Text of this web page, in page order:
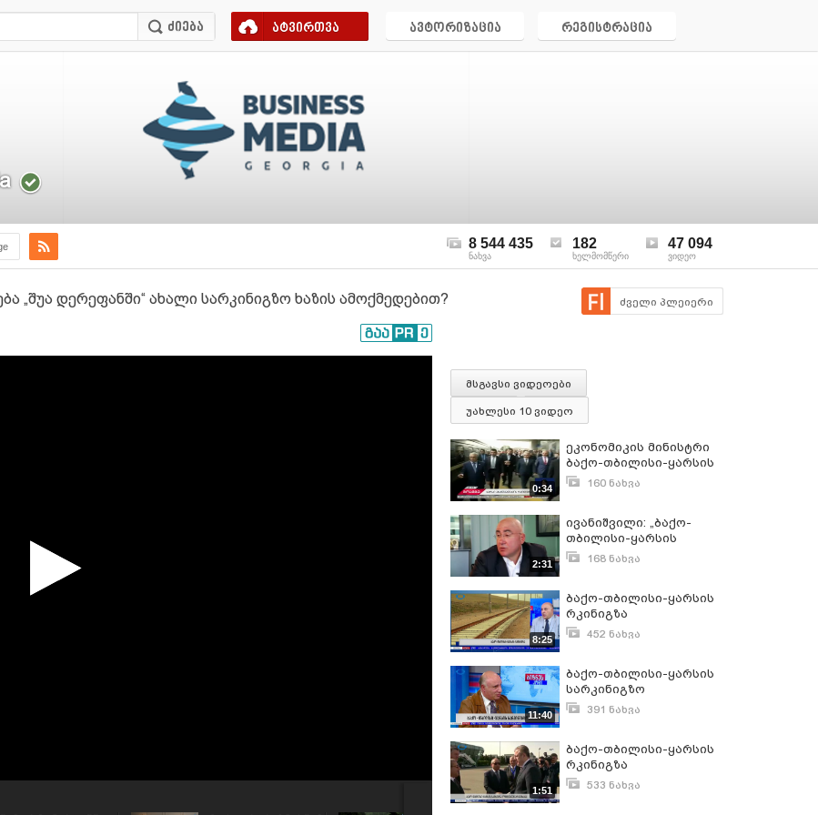
ატვირთვა ავტორიზაცია რეგისტრაცია
8 544 435
ნახვა
182
ხელმომწერი
47 094
ვიდეო
„შუა დერეფანში“ ახალი სარკინიგზო ხაზის ამოქმედებით? ძველი პლეიერი
მსგავსი ვიდეოები
უახლესი 10 ვიდეო
0:34
ეკონომიკის მინისტრი
ბაქო-თბილისი-ყარსის
ახალი სარკინიგზო
160 ნახვა
2:31
ივანიშვილი: „ბაქო-
თბილისი-ყარსის
სარკინიგზო ხაზის
ვცდილობთ“
168 ნახვა
8:25
ბაქო-თბილისი-ყარსის
რკინიგზა
452 ნახვა
11:40
ბაქო-თბილისი-ყარსის
სარკინიგზო
მაგისტრალი
391 ნახვა
1:51
ბაქო-თბილისი-ყარსის
რკინიგზა
ოფიციალურად გაიხსნა
533 ნახვა